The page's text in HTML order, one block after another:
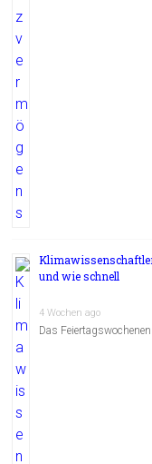
und wie schnell
4 Wochen ago
Das